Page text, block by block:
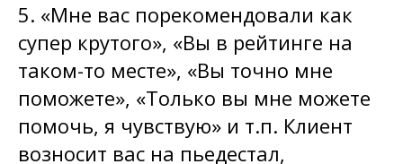
5. «Мне вас порекомендовали как
супер крутого», «Вы в рейтинге на
таком-то месте», «Вы точно мне
поможете», «Только вы мне можете
помочь, я чувствую» и т.п. Клиент
возносит вас на пьедестал,